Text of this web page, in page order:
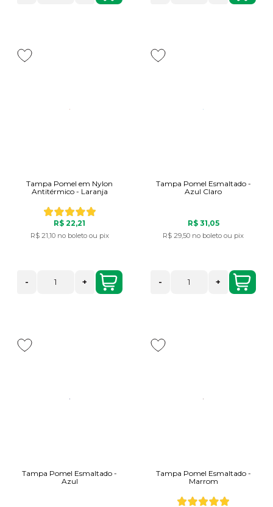
Tampa Pomel em Nylon
Antitérmico - Laranja
R$ 22,21
R$ 21,10 no boleto ou pix
- +
Tampa Pomel Esmaltado -
Azul Claro
R$ 31,05
R$ 29,50 no boleto ou pix
- +
Tampa Pomel Esmaltado -
Azul
Tampa Pomel Esmaltado -
Marrom